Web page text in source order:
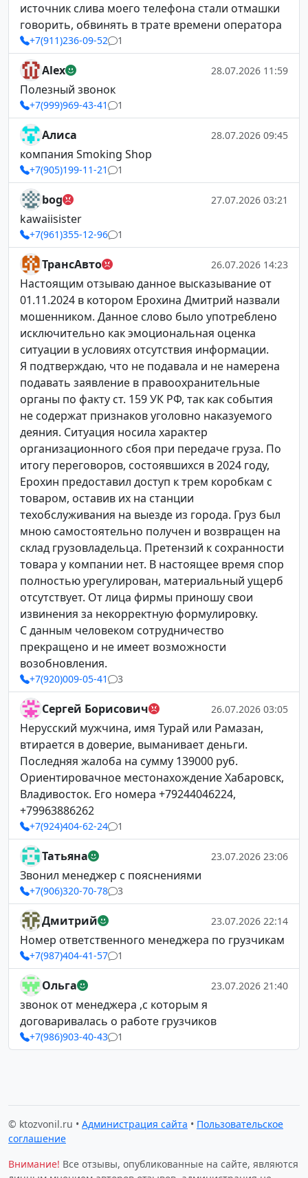
источник слива моего телефона стали отмашки
говорить, обвинять в трате времени оператора
+7(911)236-09-52 1
Alex 28.07.2026 11:59
Полезный звонок
+7(999)969-43-41 1
Алиса 28.07.2026 09:45
компания Smoking Shop
+7(905)199-11-21 1
bog 27.07.2026 03:21
kawaiisister
+7(961)355-12-96 1
ТрансАвто 26.07.2026 14:23
Настоящим отзываю данное высказывание от
01.11.2024 в котором Ерохина Дмитрий назвали
мошенником. Данное слово было употреблено
исключительно как эмоциональная оценка
ситуации в условиях отсутствия информации.
Я подтверждаю, что не подавала и не намерена
подавать заявление в правоохранительные
органы по факту ст. 159 УК РФ, так как события
не содержат признаков уголовно наказуемого
деяния. Ситуация носила характер
организационного сбоя при передаче груза. По
итогу переговоров, состоявшихся в 2024 году,
Ерохин предоставил доступ к трем коробкам с
товаром, оставив их на станции
техобслуживания на выезде из города. Груз был
мною самостоятельно получен и возвращен на
склад грузовладельца. Претензий к сохранности
товара у компании нет. В настоящее время спор
полностью урегулирован, материальный ущерб
отсутствует. От лица фирмы приношу свои
извинения за некорректную формулировку.
С данным человеком сотрудничество
прекращено и не имеет возможности
возобновления.
+7(920)009-05-41 3
Сергей Борисович 26.07.2026 03:05
Нерусский мужчина, имя Турай или Рамазан,
втирается в доверие, выманивает деньги.
Последняя жалоба на сумму 139000 руб.
Ориентировачное местонахождение Хабаровск,
Владивосток. Его номера +79244046224,
+79963886262
+7(924)404-62-24 1
Татьяна 23.07.2026 23:06
Звонил менеджер с пояснениями
+7(906)320-70-78 3
Дмитрий 23.07.2026 22:14
Номер ответственного менеджера по грузчикам
+7(987)404-41-57 1
Ольга 23.07.2026 21:40
звонок от менеджера ,с которым я
договаривалась о работе грузчиков
+7(986)903-40-43 1
© ktozvonil.ru • Администрация сайта • Пользовательское
соглашение
Внимание! Все отзывы, опубликованные на сайте, являются